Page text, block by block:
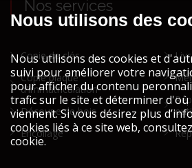
Nos services
Copie de clés
Copie plaque
d'immatriculation
Découpe de bois
Encollage